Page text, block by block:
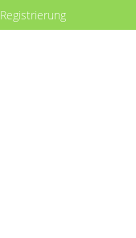
Registrierung